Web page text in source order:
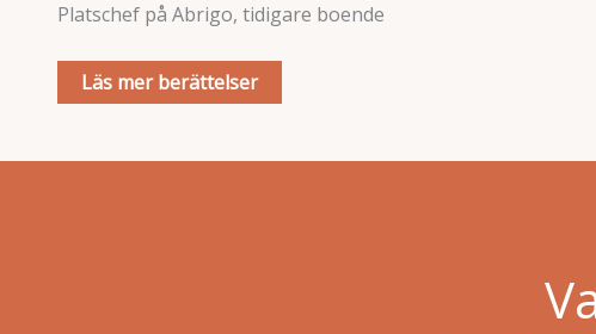
Platschef på Abrigo, tidigare boende
Läs mer berättelser